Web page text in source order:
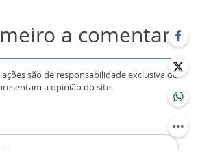
a comentar
são de responsabilidade exclusiva de
a opinião do site.